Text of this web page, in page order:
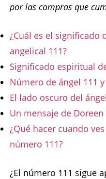
por las compras que
¿Cuál es el significado
angelical 111?
Significado espiritual
Número de ángel 111
El lado oscuro del
Un mensaje de
¿Qué hacer cuando
número 111?
¿El número 111 sigue